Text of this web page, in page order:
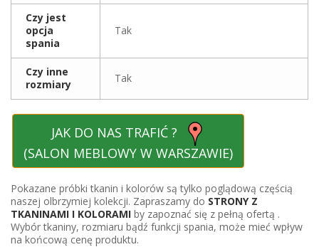
Czy jest
opcja
spania
Tak
Czy inne
rozmiary
Tak
JAK DO NAS TRAFIĆ ?
(SALON MEBLOWY W WARSZAWIE)
Pokazane próbki tkanin i kolorów są tylko poglądową częścią
naszej olbrzymiej kolekcji. Zapraszamy do STRONY Z
TKANINAMI I KOLORAMI by zapoznać się z pełną ofertą .
Wybór tkaniny, rozmiaru bądź funkcji spania, może mieć wpływ
na końcową cenę produktu.